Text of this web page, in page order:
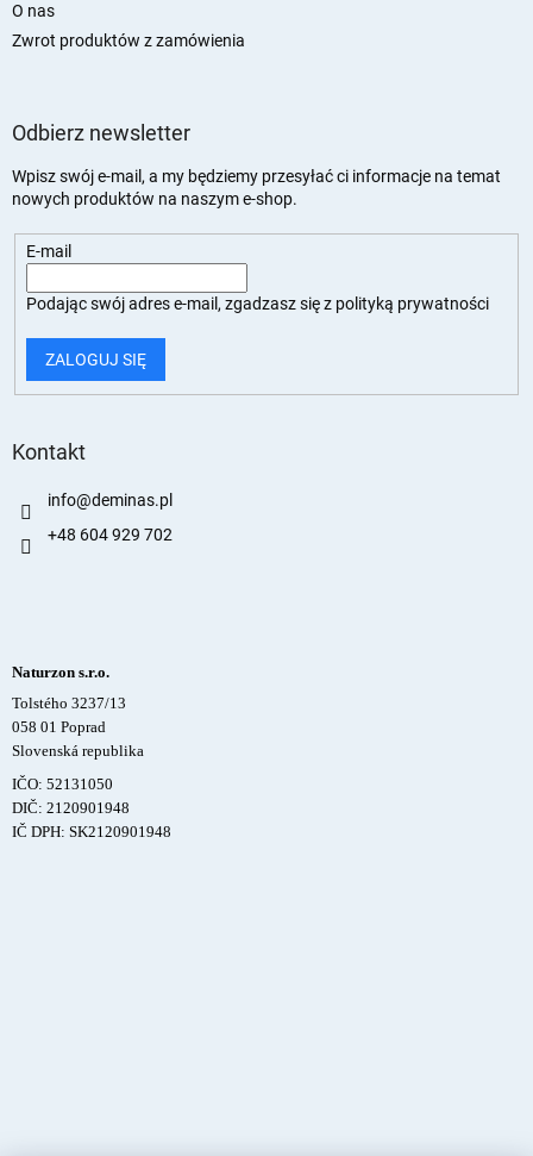
O nas
Zwrot produktów z zamówienia
Odbierz newsletter
Wpisz swój e-mail, a my będziemy przesyłać ci informacje na temat
nowych produktów na naszym e-shop.
E-mail
Podając swój adres e-mail, zgadzasz się z polityką prywatności
ZALOGUJ SIĘ
Kontakt
info@deminas.pl
+48 604 929 702
Naturzon s.r.o.
Tolstého 3237/13
058 01 Poprad
Slovenská republika
IČO: 52131050
DIČ: 2120901948
IČ DPH: SK2120901948